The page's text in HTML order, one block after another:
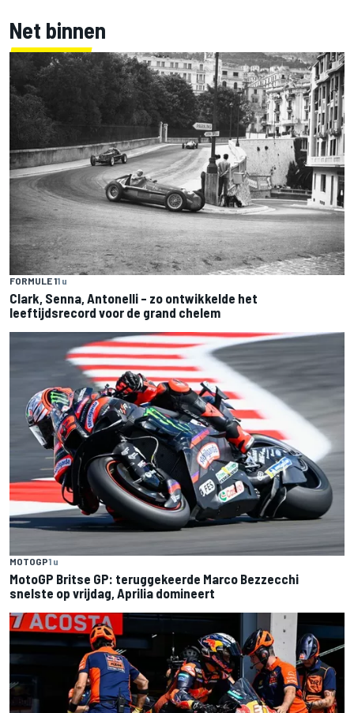
Net binnen
FORMULE 11 u
Clark, Senna, Antonelli – zo ontwikkelde het
leeftijdsrecord voor de grand chelem
MOTOGP1 u
MotoGP Britse GP: teruggekeerde Marco Bezzecchi
snelste op vrijdag, Aprilia domineert